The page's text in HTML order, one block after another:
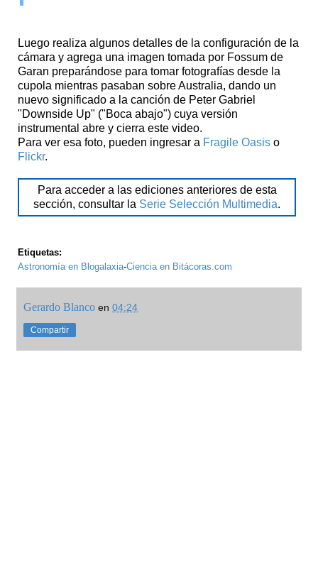
Luego realiza algunos detalles de la configuración de la
cámara y agrega una imagen tomada por Fossum de
Garan preparándose para tomar fotografías desde la
cupola mientras pasaban sobre Australia, dando un
nuevo significado a la canción de Peter Gabriel
"Downside Up" ("Boca abajo") cuya versión
instrumental abre y cierra este video.
Para ver esa foto, pueden ingresar a Fragile Oasis o
Flickr.
Para acceder a las ediciones anteriores de esta
sección, consultar la Serie Selección Multimedia.
Etiquetas:
Astronomía en Blogalaxia-Ciencia en Bitácoras.com
Gerardo Blanco en 04:24
Compartir